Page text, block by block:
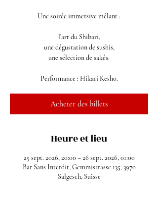
Une soirée immersive mêlant :
l’art du Shibari,
une dégustation de sushis,
une sélection de sakés.
Performance : Hikari Kesho.
Acheter des billets
Heure et lieu
25 sept. 2026, 20:00 – 26 sept. 2026, 01:00
Bar Sans Interdit, Gemmistrasse 135, 3970
Salgesch, Suisse